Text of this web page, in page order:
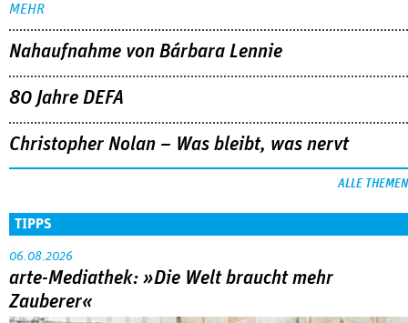
MEHR
Nahaufnahme von Bárbara Lennie
80 Jahre DEFA
Christopher Nolan – Was bleibt, was nervt
ALLE THEMEN
TIPPS
06.08.2026
arte-Mediathek: »Die Welt braucht mehr
Zauberer«